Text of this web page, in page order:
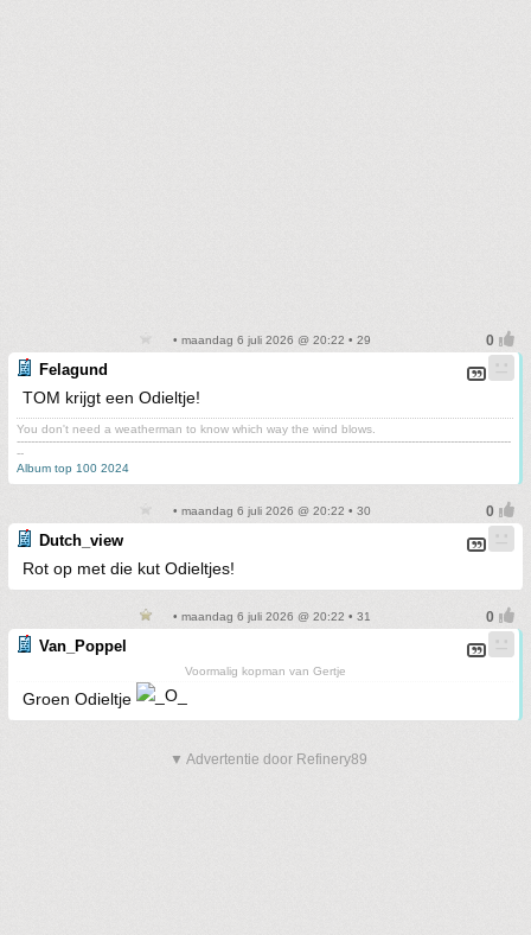
• maandag 6 juli 2026 @ 20:22 • 29
Felagund
TOM krijgt een Odieltje!
You don't need a weatherman to know which way the wind blows.
-------------------------------------------------------------------------------------------------------------------------------------------
--
Album top 100 2024
• maandag 6 juli 2026 @ 20:22 • 30
Dutch_view
Rot op met die kut Odieltjes!
• maandag 6 juli 2026 @ 20:22 • 31
Van_Poppel
Voormalig kopman van Gertje
Groen Odieltje
▼ Advertentie door Refinery89